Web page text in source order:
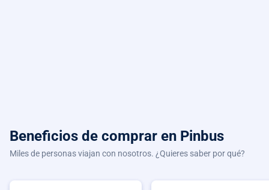
Beneficios de comprar en Pinbus
Miles de personas viajan con nosotros. ¿Quieres saber por qué?